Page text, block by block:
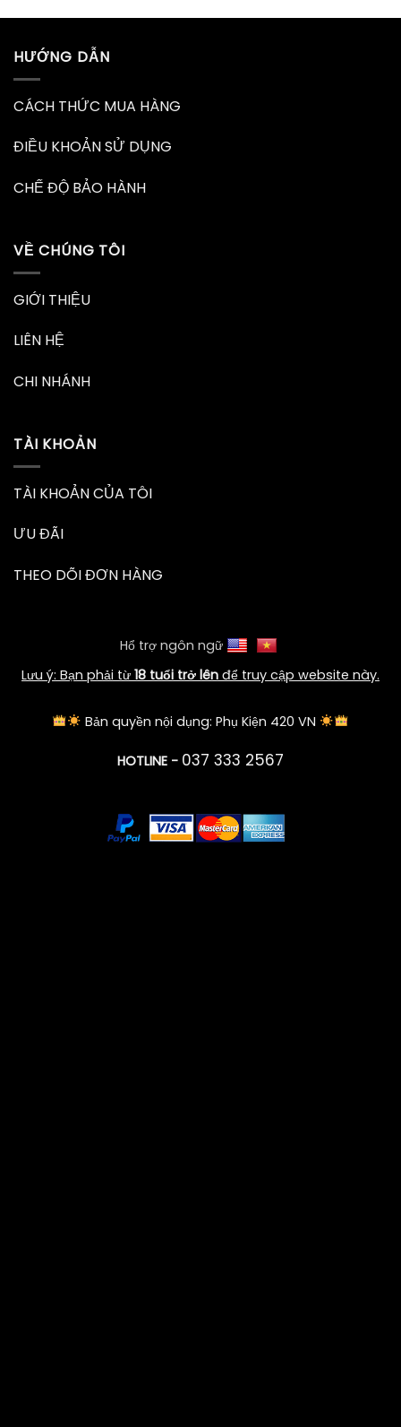
HƯỚNG DẪN
CÁCH THỨC MUA HÀNG
ĐIỀU KHOẢN SỬ DỤNG
CHẾ ĐỘ BẢO HÀNH
VỀ CHÚNG TÔI
GIỚI THIỆU
LIÊN HỆ
CHI NHÁNH
TÀI KHOẢN
TÀI KHOẢN CỦA TÔI
ƯU ĐÃI
THEO DÕI ĐƠN HÀNG
Hổ trợ ngôn ngữ
Lưu ý: Bạn phải từ 18 tuổi trở lên để truy cập website này.
Bản quyền nội dụng: Phụ Kiện 420 VN
HOTLINE - 037 333 2567